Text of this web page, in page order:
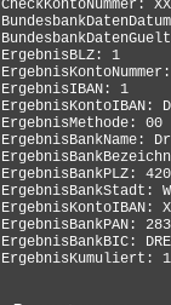
CheckKontoNummer:
ErgebnisBLZ: 1
ErgebnisIBAN: 1
ErgebnisKontoIBAN:
ErgebnisMethode: 00
ErgebnisBankName:
ErgebnisBankPLZ:
ErgebnisBankStadt:
ErgebnisKontoIBAN:
ErgebnisBankPAN:
ErgebnisBankBIC:
ErgebnisKumuliert: 1